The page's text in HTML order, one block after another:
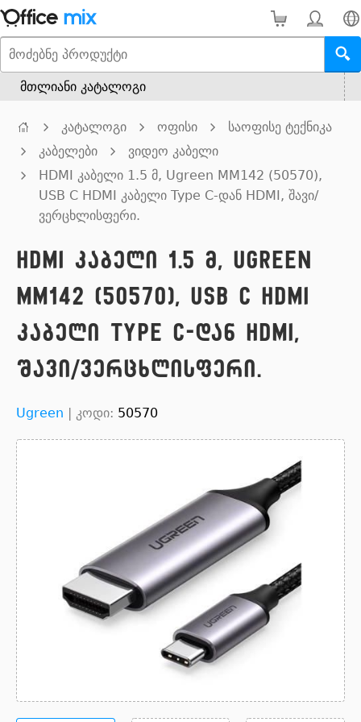
მთლიანი კატალოგი
კატალოგი ოფისი
საოფისე ტექნიკა
კაბელები
ვიდეო კაბელი
HDMI კაბელი 1.5 მ, Ugreen MM142 (50570),
USB C HDMI კაბელი Type C-დან HDMI, შავი/
ვერცხლისფერი.
HDMI კაბელი 1.5 მ, Ugreen
MM142 (50570), USB C HDMI
კაბელი Type C-დან HDMI,
შავი/ვერცხლისფერი.
Ugreen | კოდი: 50570